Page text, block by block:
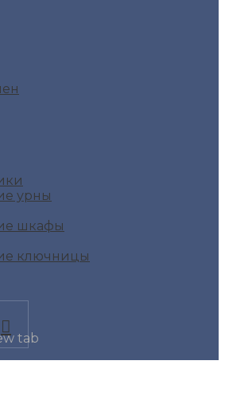
урны
шкафы
ключницы
tab